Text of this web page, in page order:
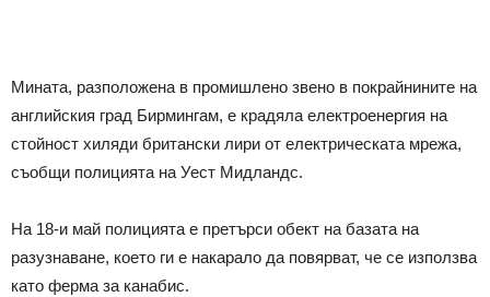
Мината, разположена в промишлено звено в покрайнините на
английския град Бирмингам, е крадяла електроенергия на
стойност хиляди британски лири от електрическата мрежа,
съобщи полицията на Уест Мидландс.
На 18-и май полицията е претърси обект на базата на
разузнаване, което ги е накарало да повярват, че се използва
като ферма за канабис.